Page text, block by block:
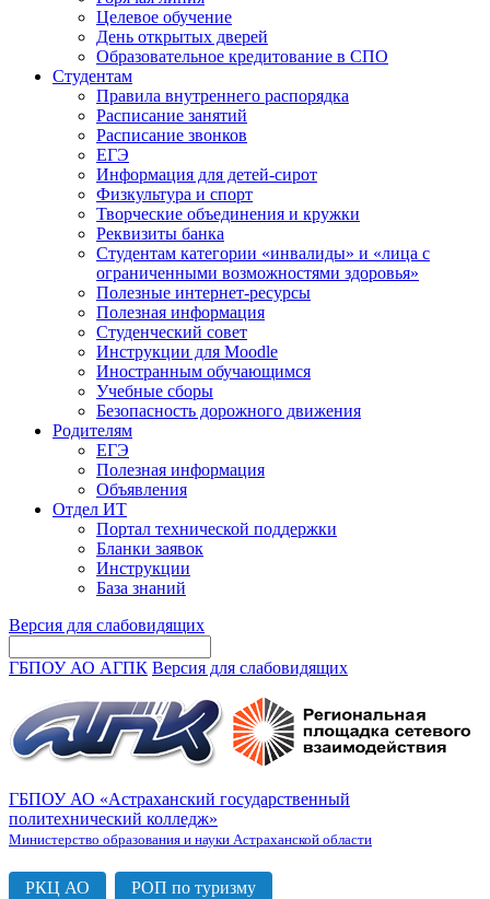
Целевое обучение
День открытых дверей
Образовательное кредитование в СПО
Студентам
Правила внутреннего распорядка
Расписание занятий
Расписание звонков
ЕГЭ
Информация для детей-сирот
Физкультура и спорт
Творческие объединения и кружки
Реквизиты банка
Студентам категории «инвалиды» и «лица с
ограниченными возможностями здоровья»
Полезные интернет-ресурсы
Полезная информация
Студенческий совет
Инструкции для Moodle
Иностранным обучающимся
Учебные сборы
Безопасность дорожного движения
Родителям
ЕГЭ
Полезная информация
Объявления
Отдел ИТ
Портал технической поддержки
Бланки заявок
Инструкции
База знаний
Версия для слабовидящих
ГБПОУ АО АГПК Версия для слабовидящих
ГБПОУ АО «Астраханский государственный
политехнический колледж»
Министерство образования и науки Астраханской области
РКЦ АО РОП по туризму